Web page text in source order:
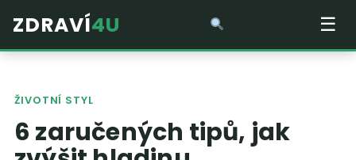
ZDRAVÍ4U ☰
ŽIVOTNÍ STYL
6 zaručených tipů, jak